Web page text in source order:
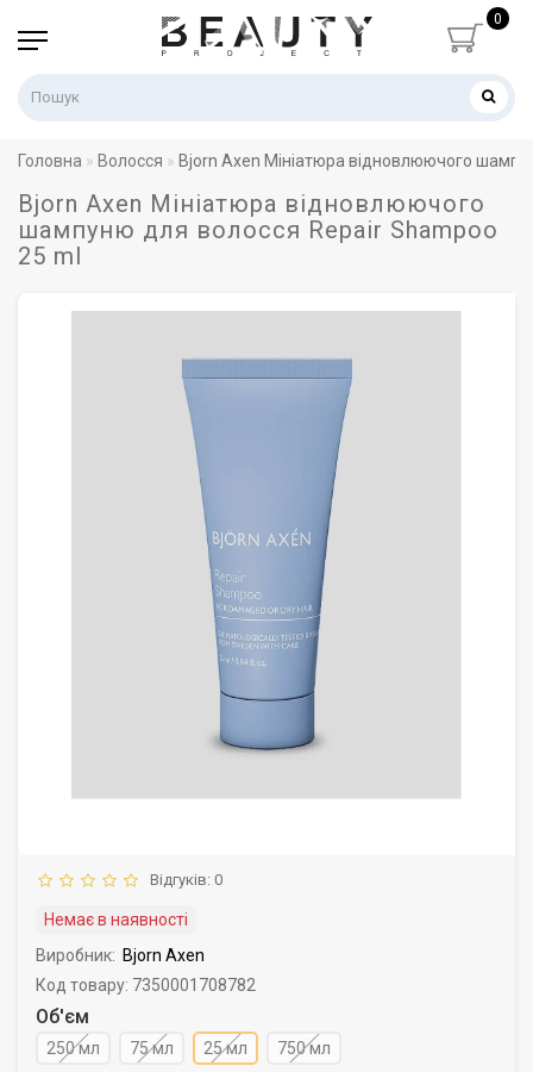
0
Головна Волосся Bjorn Axen Мініатюра відновлюючого
Bjorn Axen Мініатюра відновлюючого
шампуню для волосся Repair Shampoo
25 ml
Відгуків: 0
Немає в наявності
Виробник: Bjorn Axen
Код товару: 7350001708782
Об'єм
250 мл 75 мл 25 мл 750 мл